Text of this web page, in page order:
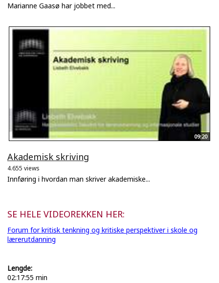
Marianne Gaasø har jobbet med...
09:20
Akademisk skriving
4.655 views
Innføring i hvordan man skriver akademiske...
SE HELE VIDEOREKKEN HER:
Forum for kritisk tenkning og kritiske perspektiver i skole og
lærerutdanning
Lengde:
02:17:55 min